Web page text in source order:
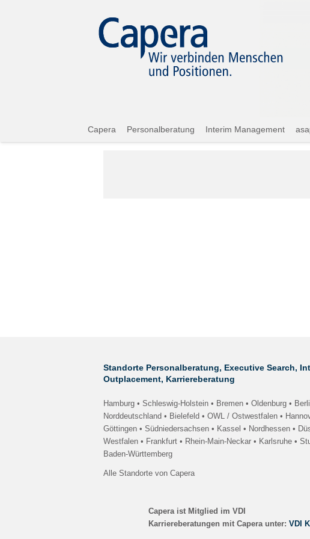
Capera Personalberatung Interim Management
Standorte Personalberatung, Executive Search,
Outplacement, Karriereberatung
Hamburg • Schleswig-Holstein • Bremen • Oldenburg •
Norddeutschland • Bielefeld • OWL / Ostwestfalen •
Göttingen • Südniedersachsen • Kassel • Nordhessen •
Westfalen • Frankfurt • Rhein-Main-Neckar • Karlsruhe •
Baden-Württemberg
Alle Standorte von Capera
Capera ist Mitglied im VDI
Karriereberatungen mit Capera unter:VDI